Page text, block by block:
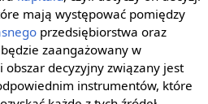
mają występować pomiędzy
przedsiębiorstwa oraz
zaangażowany w
obszar decyzyjny związany jest
instrumentów, które